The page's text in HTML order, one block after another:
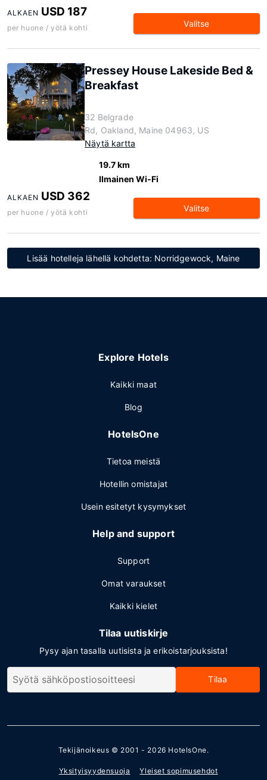
ALKAEN USD 187
per huone / yötä kohti Valitse
Pressey House Lakeside Bed &
Breakfast
32 Belgrade
Rd, Oakland, Maine 04963, US
Näytä kartta
19.7 km
Ilmainen Wi-Fi
ALKAEN USD 362
per huone / yötä kohti Valitse
Lisää hotelleja lähellä kohdetta: Norridgewock, Maine
Explore Hotels
Kaikki maat
Blog
HotelsOne
Tietoa meistä
Hotellin omistajat
Usein esitetyt kysymykset
Help and support
Support
Omat varaukset
Kaikki kielet
Tilaa uutiskirje
Pysy ajan tasalla uutisista ja erikoistarjouksista!
Tilaa
Tekijänoikeus © 2001 - 2026 HotelsOne.
Yksityisyydensuoja Yleiset sopimusehdot